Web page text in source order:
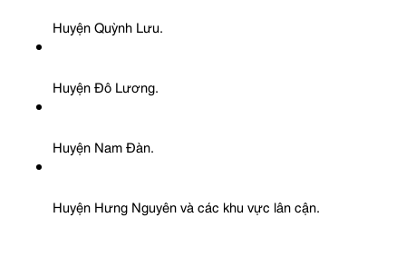
Huyện Quỳnh Lưu.
Huyện Đô Lương.
Huyện Nam Đàn.
Huyện Hưng Nguyên và các khu vực lân cận.